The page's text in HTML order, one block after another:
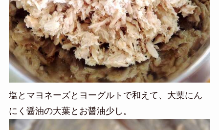
塩とマヨネーズとヨーグルトで和えて、大葉にん
にく醤油の大葉とお醤油少し。